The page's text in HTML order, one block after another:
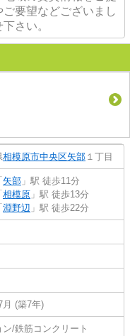
要望などございまし
さい。
相模原市中央区矢部 １丁目
矢部 」駅 徒歩11分
相模原 」駅 徒歩13分
淵野辺 」駅 徒歩22分
月 (築7年)
ン/鉄筋コンクリート